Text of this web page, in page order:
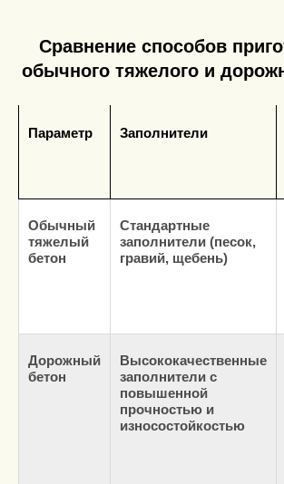
Сравнение способов
обычного тяжелого и
Параметр Заполнители
Обычный
тяжелый
бетон
Стандартные
заполнители (песок,
гравий, щебень)
Дорожный
бетон
Высококачественные
заполнители с
повышенной
прочностью и
износостойкостью